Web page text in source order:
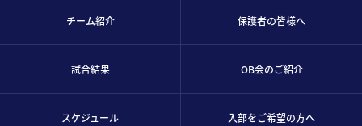
チーム紹介
試合結果
スケジュール
保護者の皆様へ
OB会のご紹介
入部をご希望の方へ